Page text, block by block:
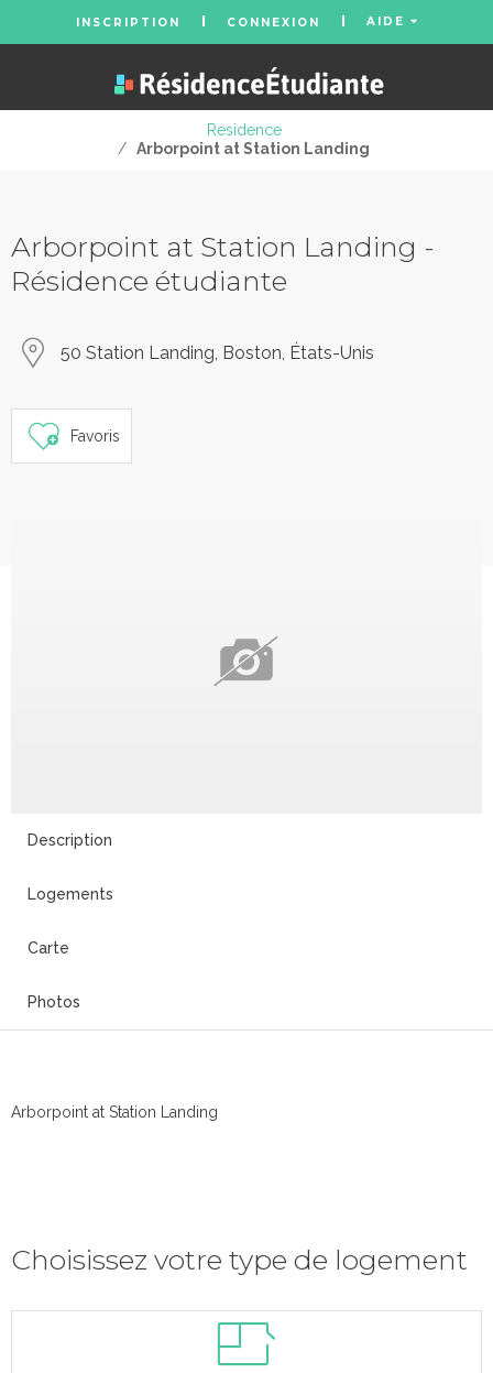
INSCRIPTION CONNEXION AIDE
Residence
/ Arborpoint at Station Landing
Arborpoint at Station Landing -
Résidence étudiante
50 Station Landing, Boston, États-Unis
Favoris
Description
Logements
Carte
Photos
Arborpoint at Station Landing
Choisissez votre type de logement